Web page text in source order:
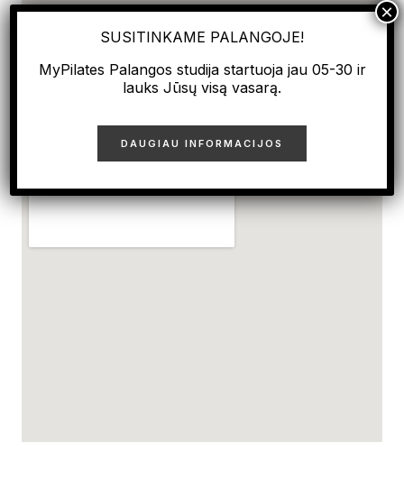
DIRVOS G. 13 STUDIJA
RESTORANO TALUTTI)
VIDEO: KAIP MUS RASTI
SUSITINKAME PALANGOJE!
MyPilates Palangos studija startuoja jau 05-30 ir
lauks Jūsų visą vasarą.
DAUGIAU INFORMACIJOS